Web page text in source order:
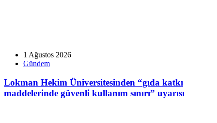
1 Ağustos 2026
Gündem
Lokman Hekim Üniversitesinden “gıda katkı
maddelerinde güvenli kullanım sınırı” uyarısı